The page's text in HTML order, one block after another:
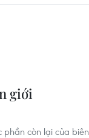
giới
phần còn lại của biên